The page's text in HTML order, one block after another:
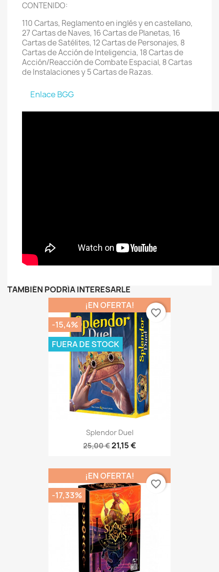
CONTENIDO:
110 Cartas, Reglamento en inglés y en castellano,
27 Cartas de Naves, 16 Cartas de Planetas, 16
Cartas de Satélites, 12 Cartas de Personajes, 8
Cartas de Acción de Inteligencia, 18 Cartas de
Acción/Reacción de Combate Espacial, 8 Cartas
de Instalaciones y 5 Cartas de Razas.
Enlace BGG
TAMBIÉN PODRÍA INTERESARLE
Splendor Duel
25,00 €21,15 €
¡EN OFERTA!
-15,4%
FUERA DE STOCK
favorite_border
¡EN OFERTA!
-17,33%
favorite_border